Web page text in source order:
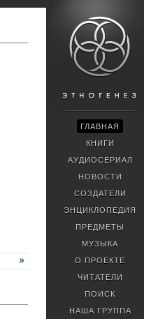
ГЛАВНАЯ
КНИГИ
АУДИОСЕРИАЛ
НОВОСТИ
СОЗДАТЕЛИ
ЭНЦИКЛОПЕДИЯ
ПРЕДМЕТЫ
МУЗЫКА
О ПРОЕКТЕ
ЧИТАТЕЛИ
ПОИСК
НАША ГРУППА